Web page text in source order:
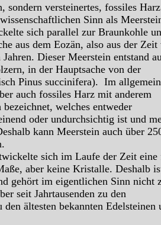
sondern versteinertes, fossiles
Sinn als
sich parallel zur Braunkohle
aus dem Eozän, also aus der Zeit
Dieser Meerstein entstand
in der Hauptsache von der
Pinus succinifera). Im
auch fossiles Harz mit anderem
welches entweder
oder undurchsichtig ist und
kann Meerstein auch über
sich im Laufe der Zeit eine
aber keine Kristalle. Deshalb
gehört im eigentlichen Sinn nicht
seit Jahrtausenden zu den
den ältesten bekannten Edelsteinen